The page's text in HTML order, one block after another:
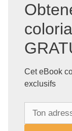
Cet eBook
exclusifs